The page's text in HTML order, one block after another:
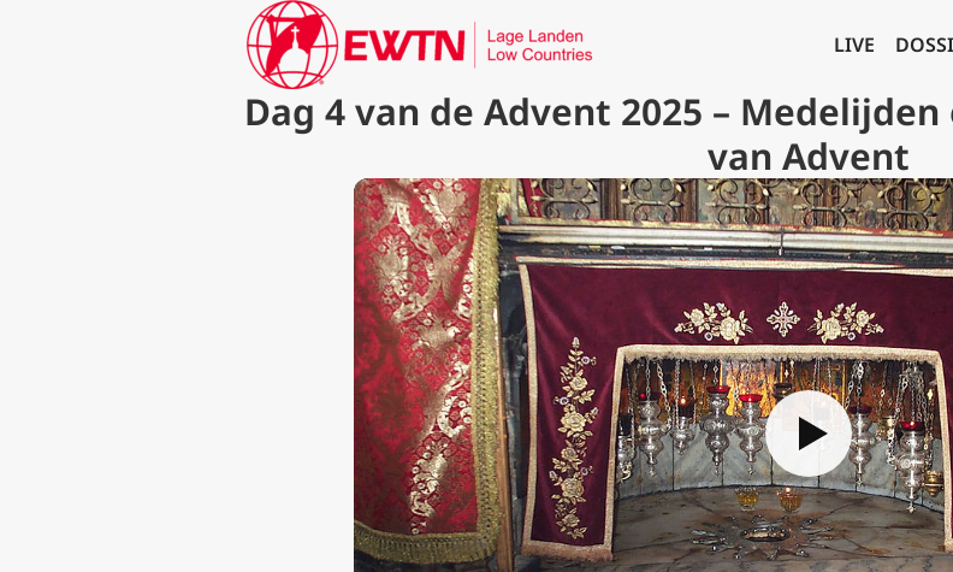
LIVE
Dag 4 van de Advent 2025 –
van Advent